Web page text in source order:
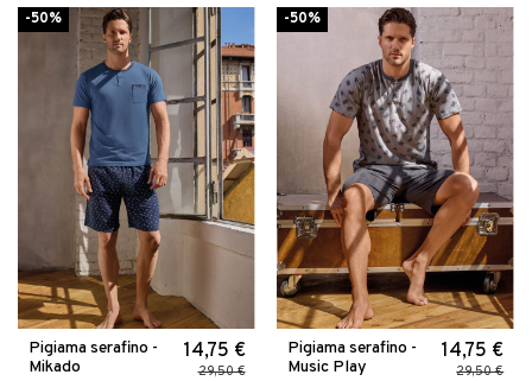
-50%
Pigiama serafino -
Mikado
14,75 €
29,50 €
-50%
Pigiama serafino -
Music Play
14,75 €
29,50 €